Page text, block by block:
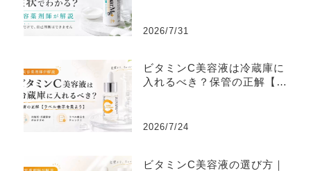
2026/7/31
ビタミンC美容液は冷蔵庫に
入れるべき？保管の正解【ラ
2026/7/24
ビタミンC美容液の選び方｜